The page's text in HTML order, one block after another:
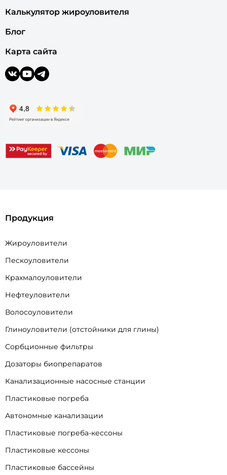
Калькулятор жироуловителя
Блог
Карта сайта
Продукция
Жироуловители
Пескоуловители
Крахмалоуловители
Нефтеуловители
Волосоуловители
Глиноуловители (отстойники для глины)
Сорбционные фильтры
Дозаторы биопрепаратов
Канализационные насосные станции
Пластиковые погреба
Автономные канализации
Пластиковые погреба-кессоны
Пластиковые кессоны
Пластиковые бассейны